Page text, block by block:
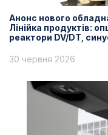
Анонс нового
Лінійка продуктів:
реактори DV/DT,
30 червня 2026